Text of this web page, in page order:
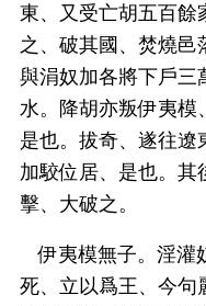
東、又受亡胡五百餘
之、破其國、焚燒邑
與涓奴加各將下戶三
水。降胡亦叛伊夷模
是也。拔奇、遂往遼
加駮位居、是也。其
擊、大破之。
伊夷模無子。淫灌
死、立以爲王、今句